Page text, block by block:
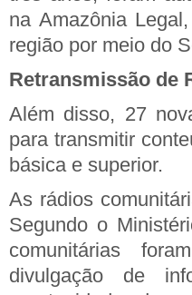
na Amazônia
região por meio do
Retransmissão de
Além disso, 27
para transmitir
básica e superior.
As rádios
Segundo o
comunitárias
divulgação de